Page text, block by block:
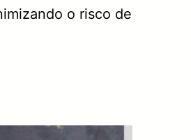
o risco de